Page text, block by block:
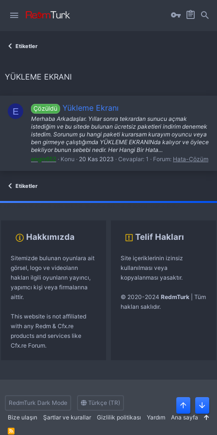
Etiketler
YÜKLEME EKRANI
E Çözüldü Yükleme Ekranı
Merhaba Arkadaşlar. Yıllar sonra tekrardan sunucu açmak
istediğim ve bu sitede bulunan ücretsiz paketleri indirim denemek
istedim. Sorunum şu hangi paketi kurarsam kurayım oyuncu veya
ben girmeye çalıştığımda YÜKLEME EKRANINda kalıyor ve öylece
bekliyor bunun sebebi nedir. Her Hangi Bir Hata...
engin652
Konu 20 Kas 2023 Cevaplar: 1 Forum: Hata-Çözüm
Etiketler
Hakkımızda
Sitemizde bulunan oyunlara ait
görsel, logo ve videoların
hakları ilgili oyunların yayıncı,
yapımcı kişi veya firmalarına
aittir.
This website is not affiliated
with any Redm & Cfx.re
products and services like
Cfx.re Forum.
Telif Hakları
Site içeriklerinin izinsiz
kullanılması veya
kopyalanması yasaktır.
© 2020-2024 RedmTurk | Tüm
hakları saklıdır.
RedmTurk Dark Mode
Türkçe (TR)
Bize ulaşın
Şartlar ve kurallar Gizlilik politikası Yardım Ana sayfa
R
Üst Alt